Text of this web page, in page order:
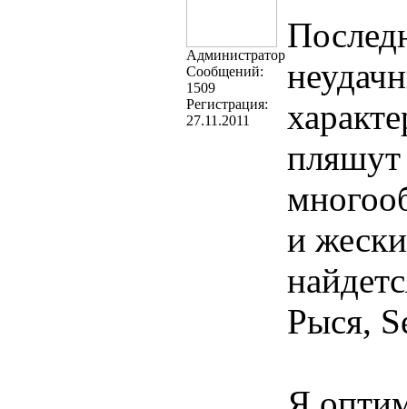
Администратор
Cообщений:
1509
Регистрация:
27.11.2011
пляшут
и
Рыся,